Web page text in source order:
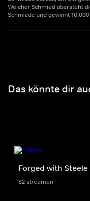
Welcher Schmied übersteht
Schmiede und gewinnt
Das könnte dir
Forged with Steele
S2 streamen